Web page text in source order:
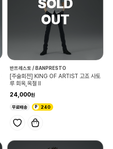
반프레스토 / BANPRESTO
[주술회전] KING OF ARTIST 고죠 사토
루 회옥,옥절 Ⅱ
24,000
무료배송 240